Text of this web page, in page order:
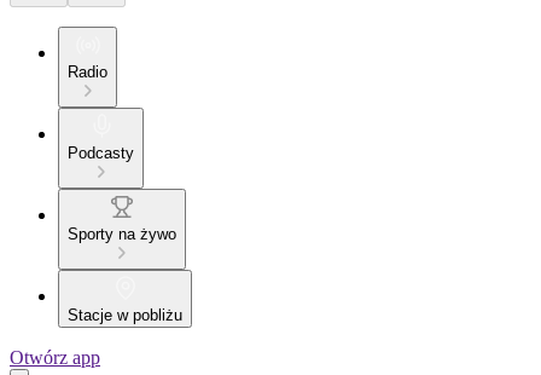
Radio
Podcasty
Sporty na żywo
Stacje w pobliżu
Otwórz app